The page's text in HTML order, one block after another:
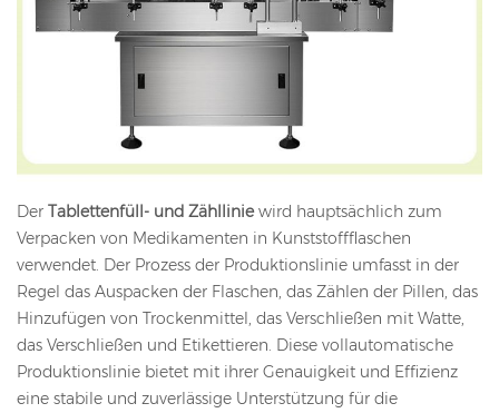
Der Tablettenfüll- und Zählliniewird hauptsächlich zum
Verpacken von Medikamenten in Kunststoffflaschen
verwendet. Der Prozess der Produktionslinie umfasst in der
Regel das Auspacken der Flaschen, das Zählen der Pillen, das
Hinzufügen von Trockenmittel, das Verschließen mit Watte,
das Verschließen und Etikettieren. Diese vollautomatische
Produktionslinie bietet mit ihrer Genauigkeit und Effizienz
eine stabile und zuverlässige Unterstützung für die